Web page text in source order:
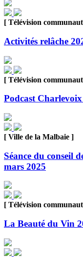
[ Télévision
Activités relâche
[ Télévision
Podcast
[ Ville de la Malbaie ]
Séance du conseil
mars 2025
[ Télévision
La Beauté du Vin